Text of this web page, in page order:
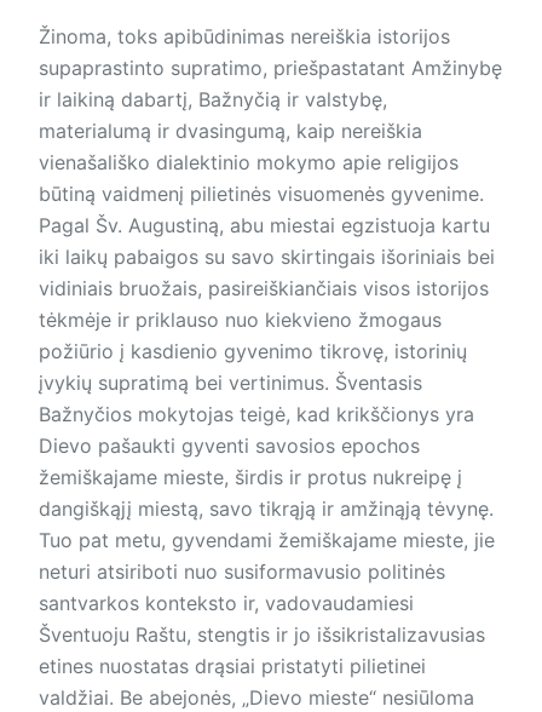
Žinoma, toks apibūdinimas nereiškia istorijos
supaprastinto supratimo, priešpastatant Amžinybę
ir laikiną dabartį, Bažnyčią ir valstybę,
materialumą ir dvasingumą, kaip nereiškia
vienašališko dialektinio mokymo apie religijos
būtiną vaidmenį pilietinės visuomenės gyvenime.
Pagal Šv. Augustiną, abu miestai egzistuoja kartu
iki laikų pabaigos su savo skirtingais išoriniais bei
vidiniais bruožais, pasireiškiančiais visos istorijos
tėkmėje ir priklauso nuo kiekvieno žmogaus
požiūrio į kasdienio gyvenimo tikrovę, istorinių
įvykių supratimą bei vertinimus. Šventasis
Bažnyčios mokytojas teigė, kad krikščionys yra
Dievo pašaukti gyventi savosios epochos
žemiškajame mieste, širdis ir protus nukreipę į
dangiškąjį miestą, savo tikrąją ir amžinąją tėvynę.
Tuo pat metu, gyvendami žemiškajame mieste, jie
neturi atsiriboti nuo susiformavusio politinės
santvarkos konteksto ir, vadovaudamiesi
Šventuoju Raštu, stengtis ir jo išsikristalizavusias
eti­nes nuostatas drąsiai pristatyti pilietinei
valdžiai. Be abejonės, „Dievo mieste“ nesiūloma